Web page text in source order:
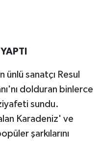
sanatçı Resul
dolduran binlerce
sundu.
Karadeniz' ve
şarkılarını